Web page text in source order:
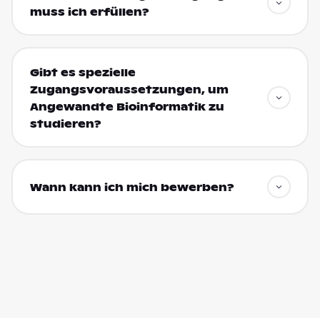
muss ich erfüllen?
Gibt es spezielle
Zugangsvoraussetzungen, um
Angewandte Bioinformatik zu
studieren?
Wann kann ich mich bewerben?